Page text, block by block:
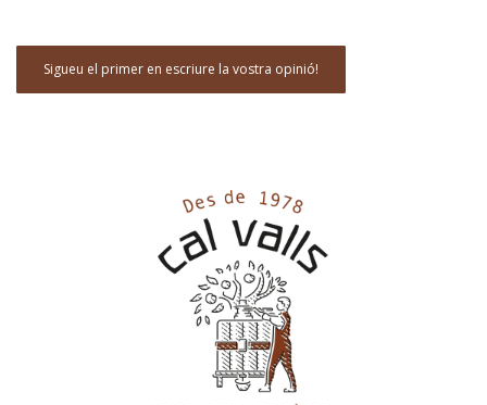
Sigueu el primer en escriure la vostra opinió!